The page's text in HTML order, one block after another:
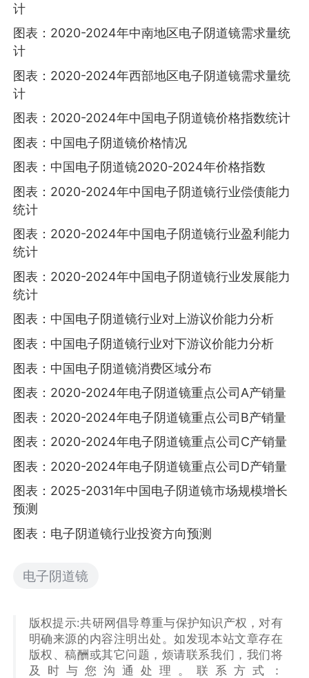
计
图表：2020-2024年中南地区电子阴道镜需求量统
计
图表：2020-2024年西部地区电子阴道镜需求量统
计
图表：2020-2024年中国电子阴道镜价格指数统计
图表：中国电子阴道镜价格情况
图表：中国电子阴道镜2020-2024年价格指数
图表：2020-2024年中国电子阴道镜行业偿债能力
统计
图表：2020-2024年中国电子阴道镜行业盈利能力
统计
图表：2020-2024年中国电子阴道镜行业发展能力
统计
图表：中国电子阴道镜行业对上游议价能力分析
图表：中国电子阴道镜行业对下游议价能力分析
图表：中国电子阴道镜消费区域分布
图表：2020-2024年电子阴道镜重点公司A产销量
图表：2020-2024年电子阴道镜重点公司B产销量
图表：2020-2024年电子阴道镜重点公司C产销量
图表：2020-2024年电子阴道镜重点公司D产销量
图表：2025-2031年中国电子阴道镜市场规模增长
预测
图表：电子阴道镜行业投资方向预测
电子阴道镜
版权提示:共研网倡导尊重与保护知识产权，对有
明确来源的内容注明出处。如发现本站文章存在
版权、稿酬或其它问题，烦请联系我们，我们将
及时与您沟通处理。联系方式：